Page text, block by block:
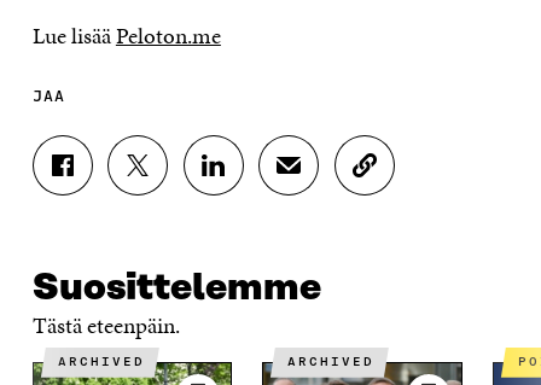
Lue lisääPeloton.me
JAA
J
A
C
E
B
O
O
J
A
I
T
T
E
R
J
A
N
K
I
J
A
H
K
P
O
K
O
T
I
Suosittelemme
Tästä eteenpäin.
ARCHIVED ARCHIVED